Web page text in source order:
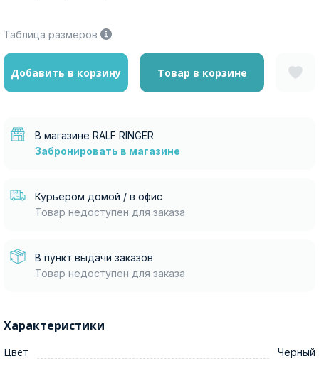
Таблица размеров
Добавить в корзину Товар в корзине
В магазине RALF RINGER
Забронировать в магазине
Курьером домой / в офис
Товар недоступен для заказа
В пункт выдачи заказов
Товар недоступен для заказа
Характеристики
Цвет Черный